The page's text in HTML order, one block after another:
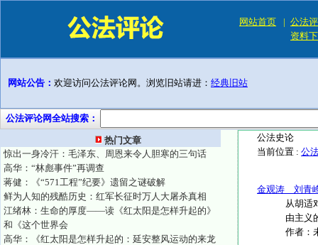
网站首页 | 公法
资料
网站公告： 欢迎访问公法评论网。浏览旧站请进： 经典旧站
公法评论网全站搜索：
热门文章
惊出一身冷汗：毛泽东、周恩来令人胆寒的三句话
高华：“林彪事件”再调查
蒋健：《“571工程”纪要》遗留之谜破解
鲜为人知的残酷历史：红军长征时万人大屠杀真相
江绪林：生命的厚度——读《红太阳是怎样升起的》
和《这个世界会
高华：《红太阳是怎样升起的：延安整风运动的来龙
公法史论
当前位置 : 公
金观涛 刘青
从胡适
由主义
作者：